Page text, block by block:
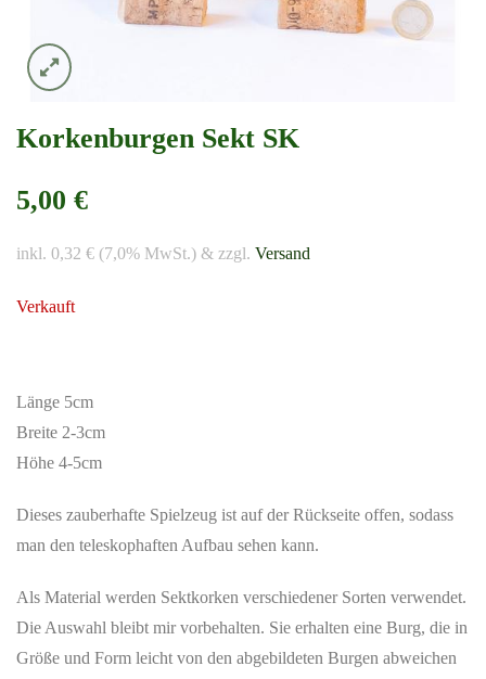
Korkenburgen Sekt SK
5,00 €
inkl. 0,32 € (7,0% MwSt.) & zzgl. Versand
Verkauft
Länge 5cm
Breite 2-3cm
Höhe 4-5cm
Dieses zauberhafte Spielzeug ist auf der Rückseite offen, sodass
man den teleskophaften Aufbau sehen kann.
Als Material werden Sektkorken verschiedener Sorten verwendet.
Die Auswahl bleibt mir vorbehalten. Sie erhalten eine Burg, die in
Größe und Form leicht von den abgebildeten Burgen abweichen